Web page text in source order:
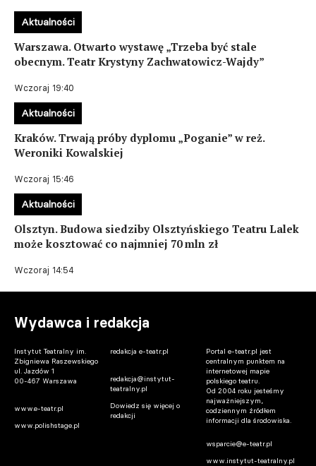
Warszawa. Otwarto wystawę „Trzeba być stale
obecnym. Teatr Krystyny Zachwatowicz-Wajdy”
Wczoraj 19:40
Aktualności
Kraków. Trwają próby dyplomu „Poganie” w reż.
Weroniki Kowalskiej
Wczoraj 15:46
Aktualności
Olsztyn. Budowa siedziby Olsztyńskiego Teatru Lalek
może kosztować co najmniej 70 mln zł
Wczoraj 14:54
Aktualności
Wydawca i redakcja
Instytut Teatralny im.
Zbigniewa Raszewskiego
ul. Jazdów 1
00-467 Warszawa
www.e-teatr.pl
www.polishstage.pl
redakcja e-teatr.pl
redakcja@instytut-
teatralny.pl
Dowiedz się więcej o
redakcji
Portal e-teatr.pl jest
centralnym punktem na
internetowej mapie
polskiego teatru.
Od 2004 roku jesteśmy
najważniejszym,
codziennym źródłem
informacji dla środowiska.
wsparcie@e-teatr.pl
www.instytut-teatralny.pl